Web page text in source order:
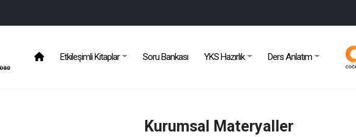
Etkileşimli Kitaplar Soru Bankası YKS Hazırlık Ders Anlatım
Kurumsal Materyaller